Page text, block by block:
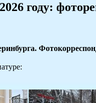
году: